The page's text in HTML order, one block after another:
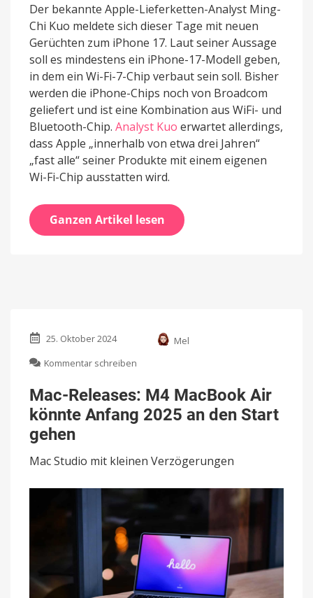
Der bekannte Apple-Lieferketten-Analyst Ming-
Chi Kuo meldete sich dieser Tage mit neuen
Gerüchten zum iPhone 17. Laut seiner Aussage
soll es mindestens ein iPhone-17-Modell geben,
in dem ein Wi-Fi-7-Chip verbaut sein soll. Bisher
werden die iPhone-Chips noch von Broadcom
geliefert und ist eine Kombination aus WiFi- und
Bluetooth-Chip. Analyst Kuo erwartet allerdings,
dass Apple „innerhalb von etwa drei Jahren“
„fast alle“ seiner Produkte mit einem eigenen
Wi-Fi-Chip ausstatten wird.
Ganzen Artikel lesen
25. Oktober 2024
Mel
Kommentar schreiben
Releases:
M4
MacBook
Anfang
2025
Start
gehen
Mac-Releases: M4 MacBook Air
könnte Anfang 2025 an den Start
gehen
Mac Studio mit kleinen Verzögerungen